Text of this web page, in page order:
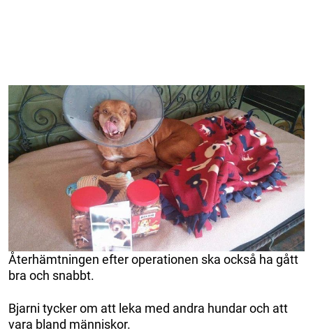
Återhämtningen efter operationen ska också ha gått
bra och snabbt.
Bjarni tycker om att leka med andra hundar och att
vara bland människor.